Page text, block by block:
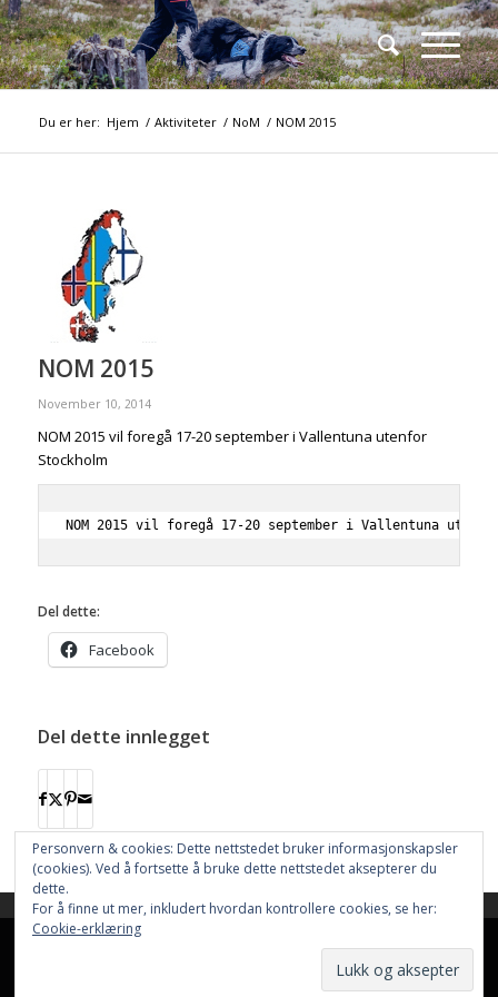
Du er her: Hjem / Aktiviteter / NoM / NOM 2015
NOM 2015
November 10, 2014
NOM 2015 vil foregå 17-20 september i Vallentuna utenfor
Stockholm
NOM 2015 vil foregå 17-20 september i Vallentuna
Del dette:
Facebook
Del dette innlegget
Aktiviteter
Informasjon
This site uses cookies. By continuing to browse the site, you are
Learn more
Personvern & cookies: Dette nettstedet bruker informasjonskapsler
(cookies). Ved å fortsette å bruke dette nettstedet aksepterer du
dette.
For å finne ut mer, inkludert hvordan kontrollere cookies, se her:
Cookie-erklæring